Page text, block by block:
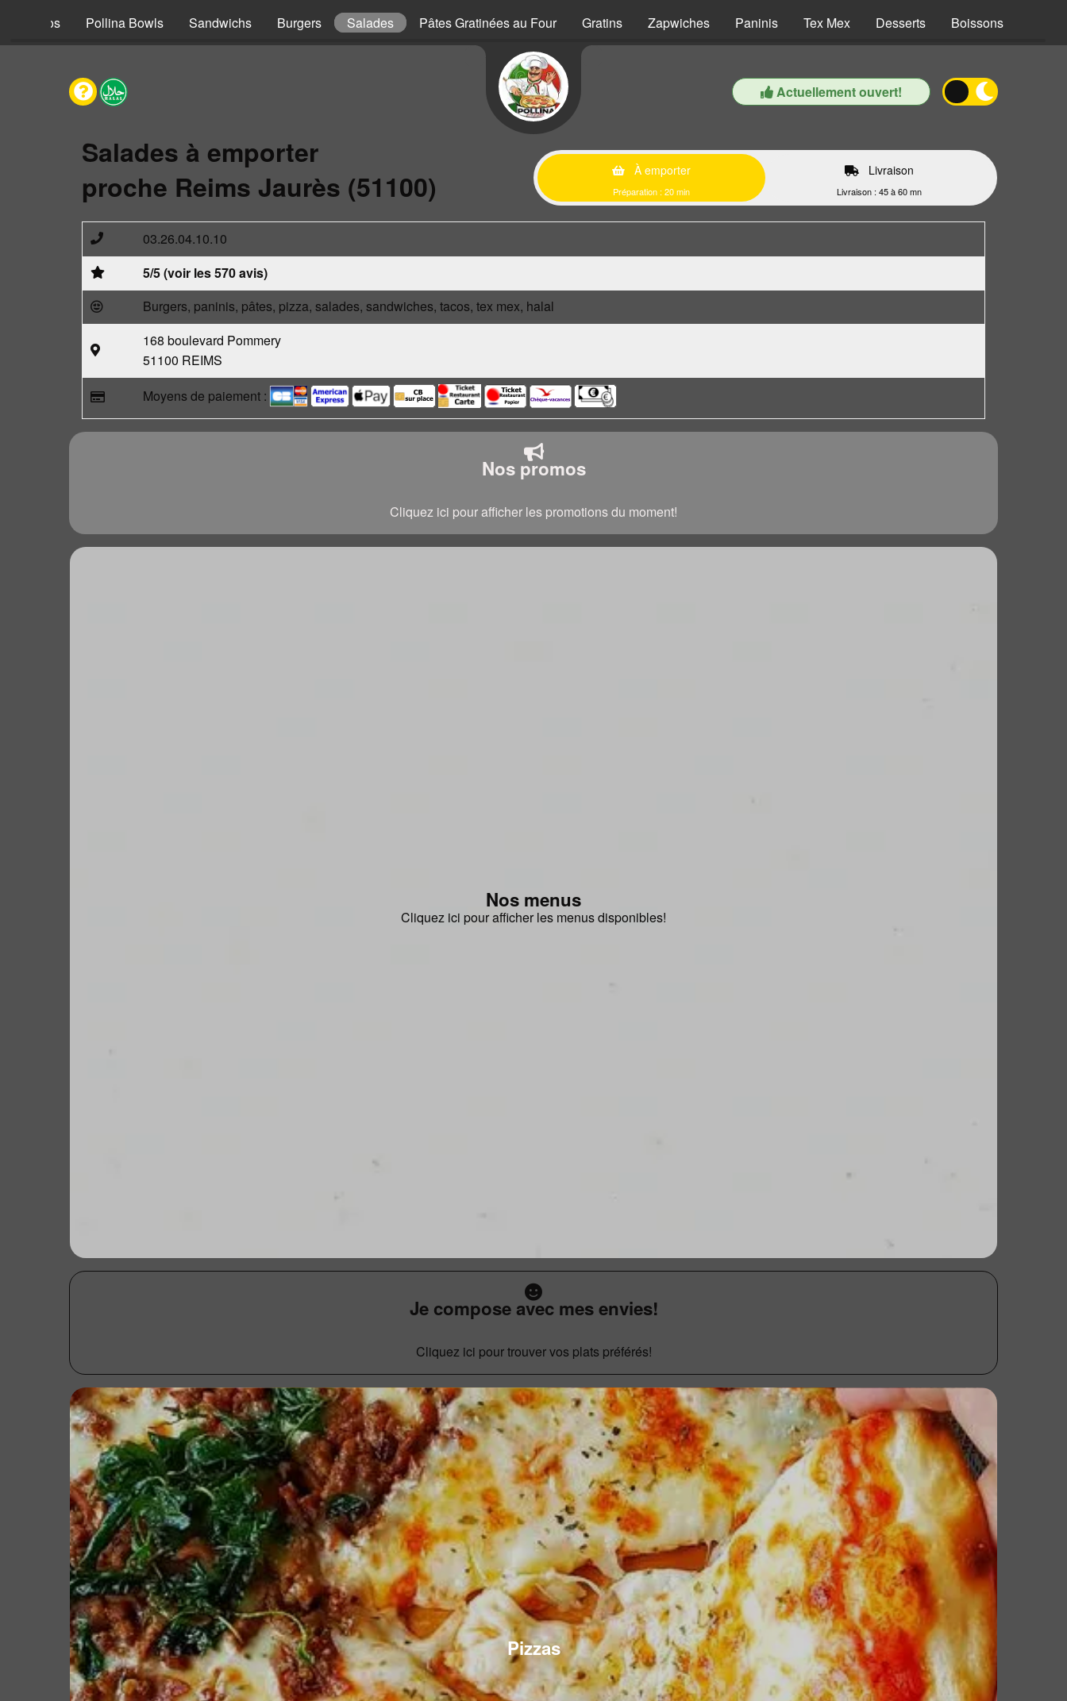
Tacos Pollina Bowls Sandwichs Burgers Salades Pâtes Gratinées au Four Gratins Zapwiches Paninis Tex Mex Desserts Boissons
Actuellement ouvert!
Salades à emporter
proche Reims Jaurès (51100)
À emporter
Préparation : 20 min
Livraison
Livraison : 45 à 60 mn
03.26.04.10.10
5/5 (voir les 570 avis)
Burgers, paninis, pâtes, pizza, salades, sandwiches, tacos, tex mex, halal
168 boulevard Pommery
51100 REIMS
Moyens de paiement :
Nos promos
Cliquez ici pour afficher les promotions du moment!
Nos menus
Cliquez ici pour afficher les menus disponibles!
Je compose avec mes envies!
Cliquez ici pour trouver vos plats préférés!
Pizzas